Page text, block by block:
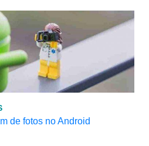
de fotos no Android